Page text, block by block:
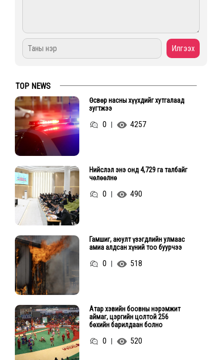
TOP NEWS
Өсвөр насны хүүхдийг хутгалаад
зугтжээ
0 | 4257
Нийслэл энэ онд 4,729 га талбайг
чөлөөлнө
0 | 490
Гамшиг, аюулт үзэгдлийн улмаас
амиа алдсан хүний тоо буурчээ
0 | 518
Атар хэвийн боовны нэрэмжит
аймаг, цэргийн цолтой 256
бөхийн барилдаан болно
0 | 520